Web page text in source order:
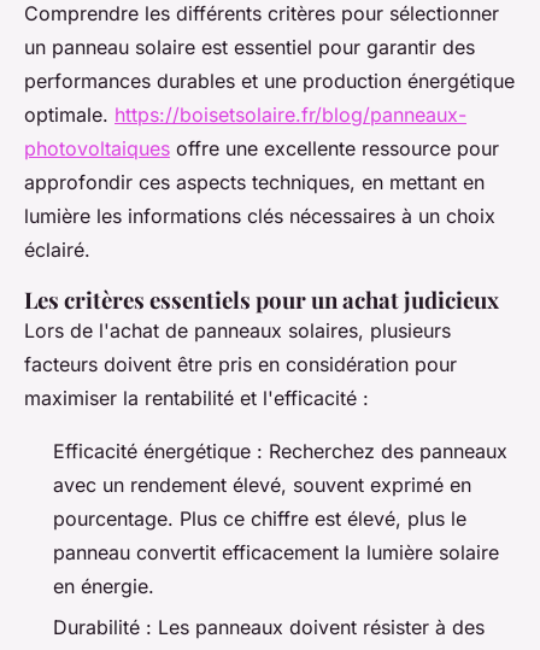
Comprendre les différents critères pour sélectionner
un panneau solaire est essentiel pour garantir des
performances durables et une production énergétique
optimale. https://boisetsolaire.fr/blog/panneaux-
photovoltaiques offre une excellente ressource pour
approfondir ces aspects techniques, en mettant en
lumière les informations clés nécessaires à un choix
éclairé.
Les critères essentiels pour un achat judicieux
Lors de l'achat de panneaux solaires, plusieurs
facteurs doivent être pris en considération pour
maximiser la rentabilité et l'efficacité :
Efficacité énergétique : Recherchez des panneaux
avec un rendement élevé, souvent exprimé en
pourcentage. Plus ce chiffre est élevé, plus le
panneau convertit efficacement la lumière solaire
en énergie.
Durabilité : Les panneaux doivent résister à des